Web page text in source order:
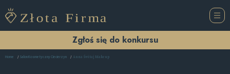
Zgłoś się do konkursu
Home Salon Kosmetyczny Ciecierzyn Anna Świtaj Makeup